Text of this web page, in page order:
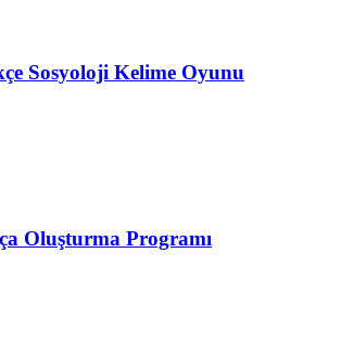
Sosyoloji Kelime Oyunu
Oluşturma Programı